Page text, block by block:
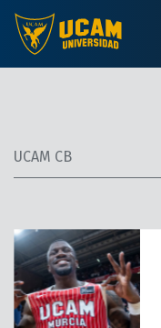
Pasar
contenido
principal
UCAM CB